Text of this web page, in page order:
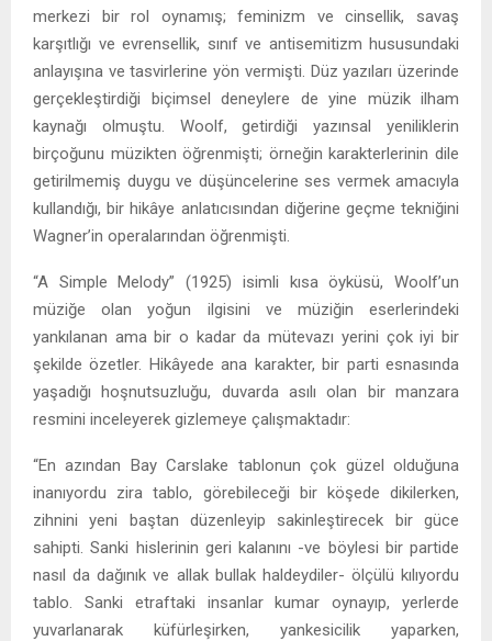
merkezi bir rol oynamış; feminizm ve cinsellik, savaş
karşıtlığı ve evrensellik, sınıf ve antisemitizm hususundaki
anlayışına ve tasvirlerine yön vermişti. Düz yazıları üzerinde
gerçekleştirdiği biçimsel deneylere de yine müzik ilham
kaynağı olmuştu. Woolf, getirdiği yazınsal yeniliklerin
birçoğunu müzikten öğrenmişti; örneğin karakterlerinin dile
getirilmemiş duygu ve düşüncelerine ses vermek amacıyla
kullandığı, bir hikâye anlatıcısından diğerine geçme tekniğini
Wagner’in operalarından öğrenmişti.
“A Simple Melody” (1925) isimli kısa öyküsü, Woolf’un
müziğe olan yoğun ilgisini ve müziğin eserlerindeki
yankılanan ama bir o kadar da mütevazı yerini çok iyi bir
şekilde özetler. Hikâyede ana karakter, bir parti esnasında
yaşadığı hoşnutsuzluğu, duvarda asılı olan bir manzara
resmini inceleyerek gizlemeye çalışmaktadır:
“En azından Bay Carslake tablonun çok güzel olduğuna
inanıyordu zira tablo, görebileceği bir köşede dikilerken,
zihnini yeni baştan düzenleyip sakinleştirecek bir güce
sahipti. Sanki hislerinin geri kalanını -ve böylesi bir partide
nasıl da dağınık ve allak bullak haldeydiler- ölçülü kılıyordu
tablo. Sanki etraftaki insanlar kumar oynayıp, yerlerde
yuvarlanarak küfürleşirken, yankesicilik yaparken,